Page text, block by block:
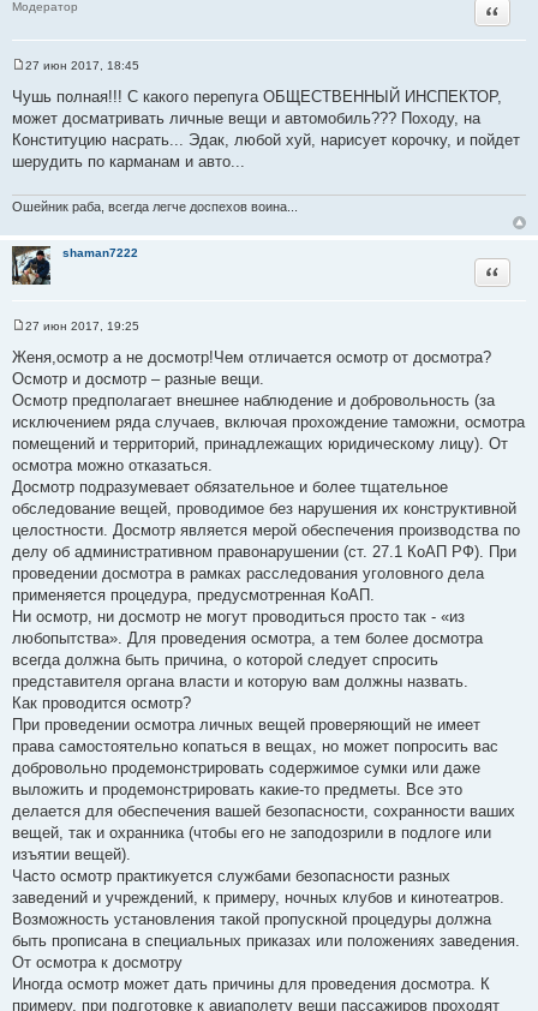
Модератор Цитата
о
о
б
щ
е
н
е
27 июн 2017, 18:45
Чушь полная!!! С какого перепуга ОБЩЕСТВЕННЫЙ ИНСПЕКТОР,
может досматривать личные вещи и автомобиль??? Походу, на
Конституцию насрать... Эдак, любой хуй, нарисует корочку, и пойдет
шерудить по карманам и авто...
Ошейник раба, всегда легче доспехов воина...
shaman7222
Цитата
о
о
б
е
н
е
27 июн 2017, 19:25
Женя,осмотр а не досмотр!Чем отличается осмотр от досмотра?
Осмотр и досмотр – разные вещи.
Осмотр предполагает внешнее наблюдение и добровольность (за
исключением ряда случаев, включая прохождение таможни, осмотра
помещений и территорий, принадлежащих юридическому лицу). От
осмотра можно отказаться.
Досмотр подразумевает обязательное и более тщательное
обследование вещей, проводимое без нарушения их конструктивной
целостности. Досмотр является мерой обеспечения производства по
делу об административном правонарушении (ст. 27.1 КоАП РФ). При
проведении досмотра в рамках расследования уголовного дела
применяется процедура, предусмотренная КоАП.
Ни осмотр, ни досмотр не могут проводиться просто так - «из
любопытства». Для проведения осмотра, а тем более досмотра
всегда должна быть причина, о которой следует спросить
представителя органа власти и которую вам должны назвать.
Как проводится осмотр?
При проведении осмотра личных вещей проверяющий не имеет
права самостоятельно копаться в вещах, но может попросить вас
добровольно продемонстрировать содержимое сумки или даже
выложить и продемонстрировать какие-то предметы. Все это
делается для обеспечения вашей безопасности, сохранности ваших
вещей, так и охранника (чтобы его не заподозрили в подлоге или
изъятии вещей).
Часто осмотр практикуется службами безопасности разных
заведений и учреждений, к примеру, ночных клубов и кинотеатров.
Возможность установления такой пропускной процедуры должна
быть прописана в специальных приказах или положениях заведения.
От осмотра к досмотру
Иногда осмотр может дать причины для проведения досмотра. К
примеру, при подготовке к авиаполету вещи пассажиров проходят